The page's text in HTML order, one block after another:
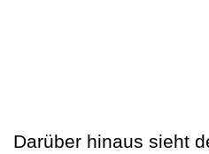
Darüber hinaus sieht